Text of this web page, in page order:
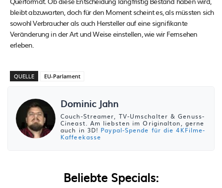
bleibt abzuwarten, doch für den Moment scheint es, als müssten sich
sowohl Verbraucher als auch Hersteller auf eine signifikante
Veränderung in der Art und Weise einstellen, wie wir Fernsehen
erleben.
QUELLE EU-Parlament
Dominic Jahn
Couch-Streamer, TV-Umschalter & Genuss-
Cineast. Am liebsten im Originalton, gerne
auch in 3D! Paypal-Spende für die 4KFilme-
Kaffeekasse
Beliebte Specials: